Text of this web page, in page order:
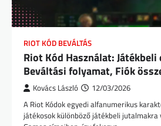
RIOT KÓD BEVÁLTÁS
Riot Kód Használat: Játékbeli
Beváltási folyamat, Fiók
Kovács László 12/03/2026
A Riot Kódok egyedi alfanumerikus
játékosok különböző játékbeli